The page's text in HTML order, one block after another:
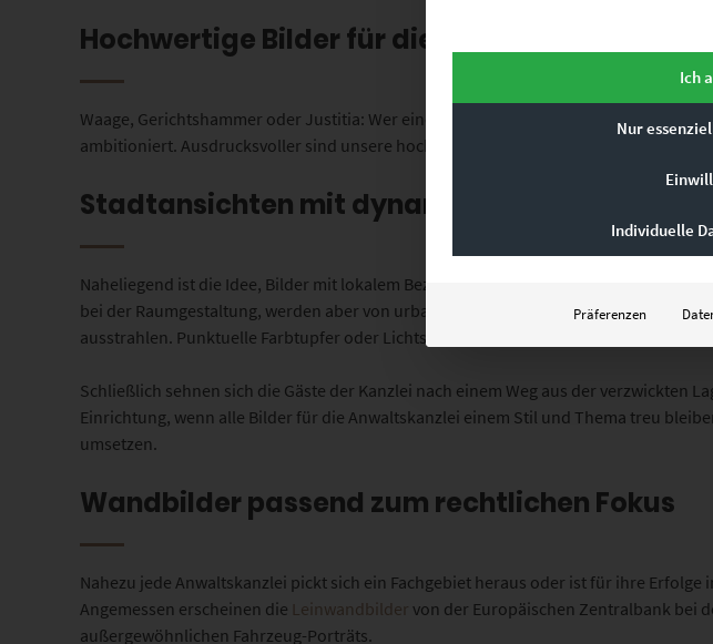
Hochwertige Bilder für die Kanzlei
Waage, Gerichtshammer oder Justitia: Wer eine Kanzlei besucht, begegnet
ambitioniert. Ausdrucksvoller sind unsere hochwertigen Wandbilder, wenn du die
Stadtansichten mit dynamischer Botschaft
Naheliegend ist die Idee, Bilder mit lokalem Bezug in der Kanzlei aufzuhängen.
bei der Raumgestaltung, werden aber von urbaner Fotokunst übertroffen.
ausstrahlen. Punktuelle Farbtupfer oder Lichtschweife integrieren eine Dynamik, die
Schließlich sehnen sich die Gäste der Kanzlei nach einem Weg aus der
Einrichtung, wenn alle Bilder für die Anwaltskanzlei einem Stil und Thema treu
umsetzen.
Wandbilder passend zum rechtlichen Fokus
Nahezu jede Anwaltskanzlei pickt sich ein Fachgebiet heraus oder ist für ihre
Angemessen erscheinen die
Leinwandbilder von der Europäischen Zentralbank bei
außergewöhnlichen Fahrzeug-Porträts.
Ich
Nur
Individuelle
Präferenzen